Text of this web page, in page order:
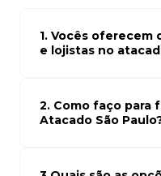
1. Vocês oferecem
e lojistas no
atacado empresas e
para seu modelo de
2. Como faço para
Atacado São